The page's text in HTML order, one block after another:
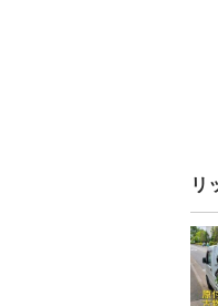
リ